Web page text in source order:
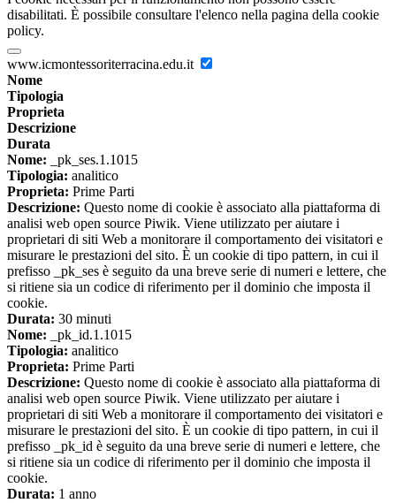
disabilitati. È possibile consultare l'elenco nella pagina della cookie
policy.
www.icmontessoriterracina.edu.it
Nome
Tipologia
Proprieta
Descrizione
Durata
Nome: _pk_ses.1.1015
Tipologia: analitico
Proprieta: Prime Parti
Descrizione: Questo nome di cookie è associato alla piattaforma di
analisi web open source Piwik. Viene utilizzato per aiutare i
proprietari di siti Web a monitorare il comportamento dei visitatori e
misurare le prestazioni del sito. È un cookie di tipo pattern, in cui il
prefisso _pk_ses è seguito da una breve serie di numeri e lettere, che
si ritiene sia un codice di riferimento per il dominio che imposta il
cookie.
Durata: 30 minuti
Nome: _pk_id.1.1015
Tipologia: analitico
Proprieta: Prime Parti
Descrizione: Questo nome di cookie è associato alla piattaforma di
analisi web open source Piwik. Viene utilizzato per aiutare i
proprietari di siti Web a monitorare il comportamento dei visitatori e
misurare le prestazioni del sito. È un cookie di tipo pattern, in cui il
prefisso _pk_id è seguito da una breve serie di numeri e lettere, che
si ritiene sia un codice di riferimento per il dominio che imposta il
cookie.
Durata: 1 anno